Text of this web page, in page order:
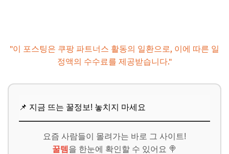
"이 포스팅은 쿠팡 파트너스 활동의 일환으로, 이에 따른 일
정액의 수수료를 제공받습니다."
📌 지금 뜨는 꿀정보! 놓치지 마세요
요즘 사람들이 몰려가는 바로 그 사이트!
꿀템 을 한눈에 확인할 수 있어요 🍭